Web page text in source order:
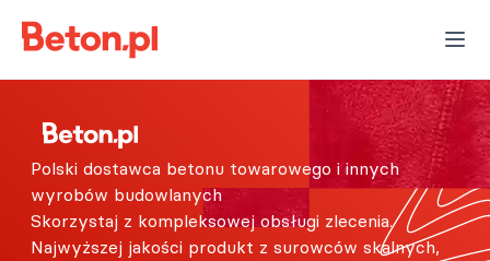
Polski dostawca betonu towarowego i innych
wyrobów budowlanych
Skorzystaj z kompleksowej obsługi zlecenia.
Najwyższej jakości produkt z surowców skalnych,